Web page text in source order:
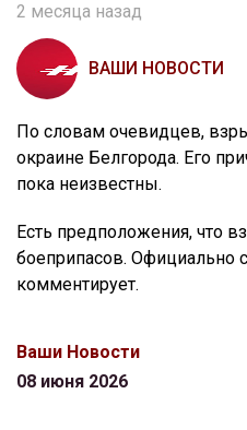
2 месяца назад
ВАШИ НОВОСТИ
По словам очевидцев,
окраине Белгорода. Его
пока неизвестны.
Есть предположения, что
боеприпасов. Официально
комментирует.
Ваши Новости
08 июня 2026